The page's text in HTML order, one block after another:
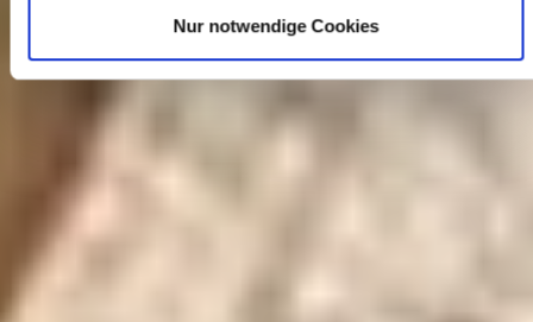
Nur notwendige Cookies
FAMILIEN-VILLA MARROKKO